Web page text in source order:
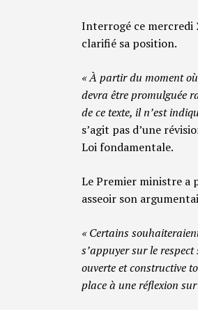
Interrogé ce mercredi
clarifié sa position.
« À partir du moment
devra être promulguée
de ce texte, il n’est
s’agit pas d’une
Loi fondamentale.
Le Premier ministre a
asseoir son
« Certains
s’appuyer sur le
ouverte et constructive
place à une réflexion